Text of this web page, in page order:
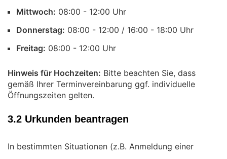
Mittwoch:
Uhr
Donnerstag:
Uhr
Freitag:
Uhr
Hinweis für Hochzeiten: Bitte beachten Sie, dass
gemäß Ihrer Terminvereinbarung ggf. individuelle
Öffnungszeiten gelten.
3.2 Urkunden beantragen
In bestimmten Situationen (z.B. Anmeldung einer